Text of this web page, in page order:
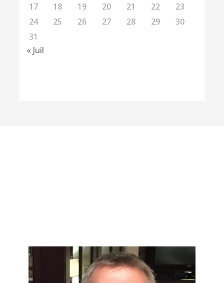
17
18 19 20 21 22
23
24
25 26 27 28 29
30
31
« Juil